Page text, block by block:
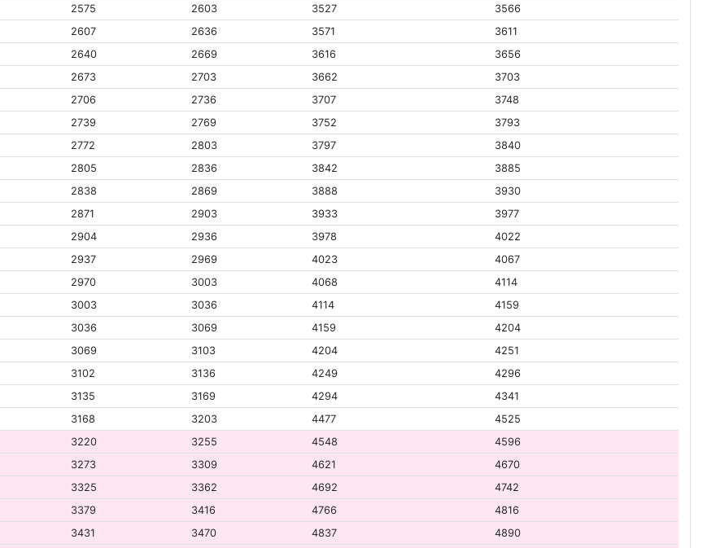
2575 2603 3527
3566
2607 2636 3571
3611
2640 2669 3616
3656
2673 2703 3662
3703
2706 2736 3707
3748
2739 2769 3752
3793
2772 2803 3797
3840
2805 2836 3842
3885
2838 2869 3888
3930
2871 2903 3933
3977
2904 2936 3978
4022
2937 2969 4023
4067
2970 3003 4068
4114
3003 3036 4114
4159
3036 3069 4159
4204
3069 3103 4204
4251
3102 3136 4249
4296
3135 3169 4294
4341
3168 3203 4477
4525
3220 3255 4548
4596
3273 3309 4621
4670
3325 3362 4692
4742
3379 3416 4766
4816
3431 3470 4837 4890